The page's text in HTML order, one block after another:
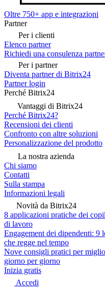
Oltre 750+ app e integrazioni
Partner
Per i clienti
Elenco partner
Richiedi una consulenza
Per i partner
Diventa partner di Bitrix24
Partner login
Perché Bitrix24
Vantaggi di Bitrix24
Perché Bitrix24?
Recensioni dei clienti
Confronto con altre soluzioni
Personalizzazione del prodotto
La nostra azienda
Chi siamo
Contatti
Sulla stampa
Informazioni legali
Novità da Bitrix24
8 applicazioni pratiche dei
di lavoro
Engagement dei dipendenti: 9
che regge nel tempo
Nove consigli pratici per
giorno per giorno
Inizia gratis
Accedi